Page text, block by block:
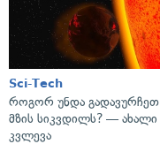
Sci-Tech
როგორ უნდა გადავურჩეთ
მზის სიკვდილს? — ახალი
კვლევა